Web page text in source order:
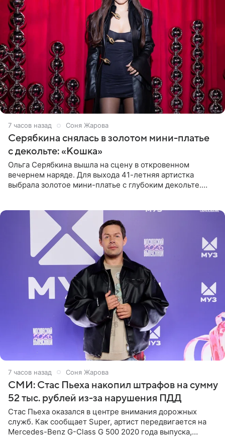
7 часов назад Соня Жарова
Серябкина снялась в золотом мини-платье
с декольте: «Кошка»
Ольга Серябкина вышла на сцену в откровенном
вечернем наряде. Для выхода 41-летняя артистка
выбрала золотое мини-платье с глубоким декольте.
7 часов назад Соня Жарова
СМИ: Стас Пьеха накопил штрафов на сумму
52 тыс. рублей из-за нарушения ПДД
Стас Пьеха оказался в центре внимания дорожных
служб. Как сообщает Super, артист передвигается на
Mercedes-Benz G-Class G 500 2020 года выпуска,